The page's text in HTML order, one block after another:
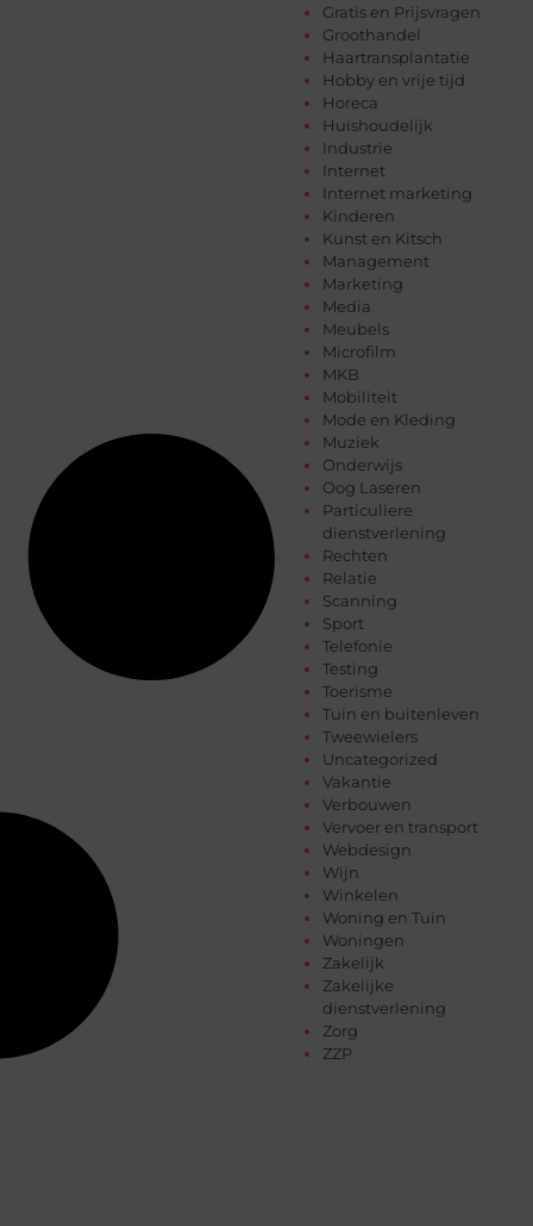
Gratis en Prijsvragen
Groothandel
Haartransplantatie
Hobby en vrije tijd
Horeca
Huishoudelijk
Industrie
Internet
Internet marketing
Kinderen
Kunst en Kitsch
Management
Marketing
Media
Meubels
Microfilm
MKB
Mobiliteit
Mode en Kleding
Muziek
Onderwijs
Oog Laseren
Particuliere
dienstverlening
Rechten
Relatie
Scanning
Sport
Telefonie
Testing
Toerisme
Tuin en buitenleven
Tweewielers
Uncategorized
Vakantie
Verbouwen
Vervoer en transport
Webdesign
Wijn
Winkelen
Woning en Tuin
Woningen
Zakelijk
Zakelijke
dienstverlening
Zorg
ZZP